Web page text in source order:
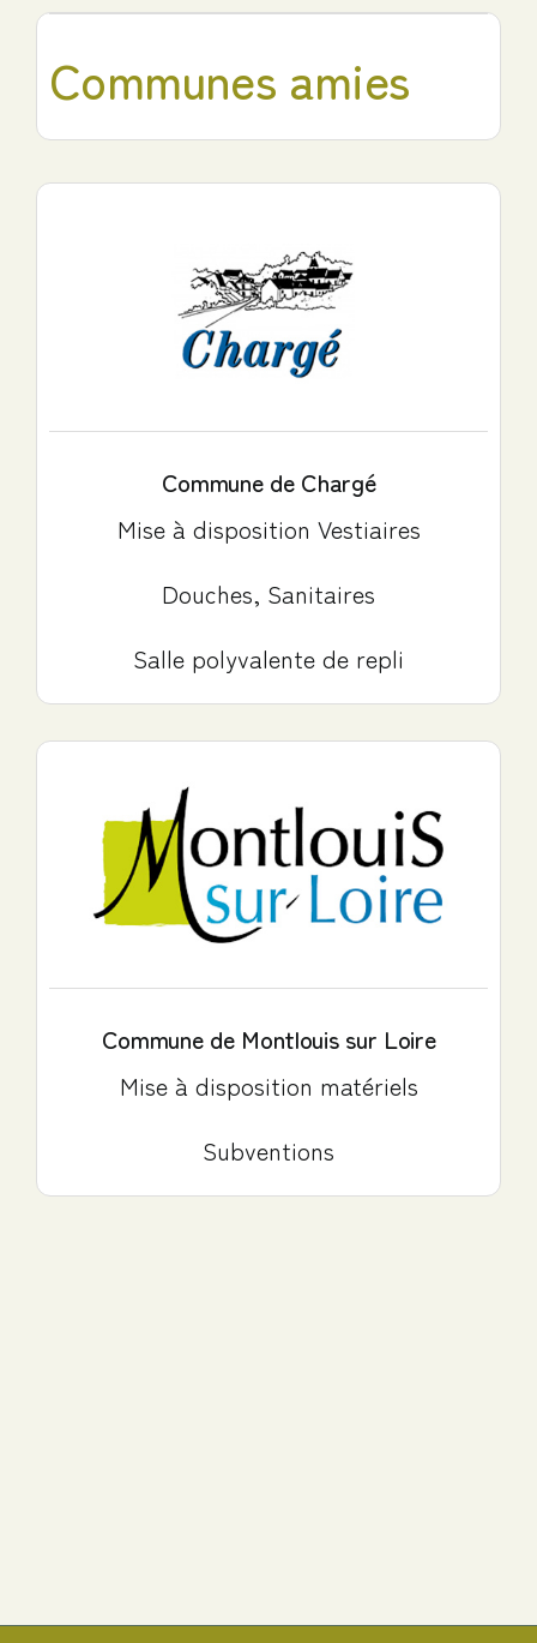
Communes amies
Commune de Chargé
Mise à disposition Vestiaires
Douches, Sanitaires
Salle polyvalente de repli
Commune de Montlouis sur Loire
Mise à disposition matériels
Subventions